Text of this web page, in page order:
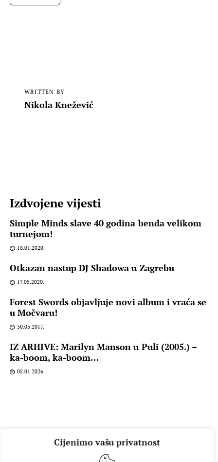
Cijenimo vašu privatnost
WRITTEN BY
Nikola Knežević
Izdvojene vijesti
Simple Minds slave 40 godina benda velikom
turnejom!
18.01.2020.
Otkazan nastup DJ Shadowa u Zagrebu
17.05.2020.
Forest Swords objavljuje novi album i vraća se
u Močvaru!
30.03.2017.
IZ ARHIVE: Marilyn Manson u Puli (2005.) –
ka-boom, ka-boom…
05.01.2026.